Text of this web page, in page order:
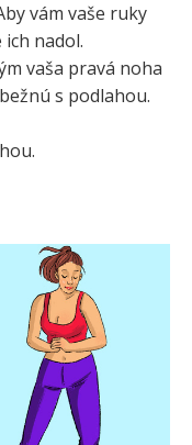
vám vaše ruky
nadol.
vaša pravá noha
s podlahou.